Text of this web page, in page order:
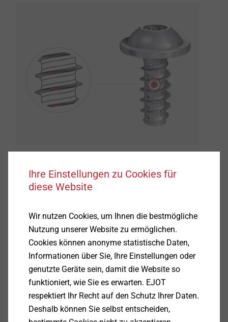
Alternative Materialien und Werkstoffe, die vor
wenigen Jahren noch nicht im Fokus
halten mittlerweile großflächig Einzug in
unterschiedlichsten industriellen Anwendungen. In
diesem Zusammenhang sind insbesondere
duroplastische Kunststoffe zu nennen, die oftmals
andere Werkstoffe ersetzen, in der Automobilindustrie
meist aus Gründen der Gewichtseinsparung von
Bauteilen. Die sichere und langlebige Verbindung
dieser oftmals hoch belasteten Bauteile stellt dabei
Ihre Einstellungen zu Cookies für
diese Website
Wir nutzen Cookies, um Ihnen die bestmögliche
Nutzung unserer Website zu ermöglichen.
Cookies können anonyme statistische Daten,
Informationen über Sie, Ihre Einstellungen oder
genutzte Geräte sein, damit die Website so
funktioniert, wie Sie es erwarten. EJOT
respektiert Ihr Recht auf den Schutz Ihrer Daten.
Deshalb können Sie selbst entscheiden,